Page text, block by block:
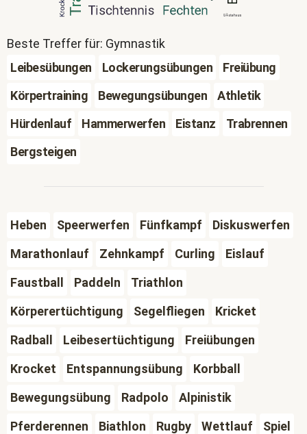
Beste Treffer für: Gymnastik
Leibesübungen
Lockerungsübungen
Freiübung
Körpertraining
Bewegungsübungen
Athletik
Hürdenlauf
Hammerwerfen Eistanz
Trabrennen
Bergsteigen
Heben Speerwerfen Fünfkampf
Diskuswerfen
Marathonlauf
Zehnkampf Curling
Eislauf
Faustball
Paddeln
Triathlon
Körperertüchtigung
Segelfliegen
Kricket
Radball
Leibesertüchtigung
Freiübungen
Krocket
Entspannungsübung
Korbball
Bewegungsübung
Radpolo
Alpinistik
Pferderennen
Biathlon Rugby Wettlauf
Spiel